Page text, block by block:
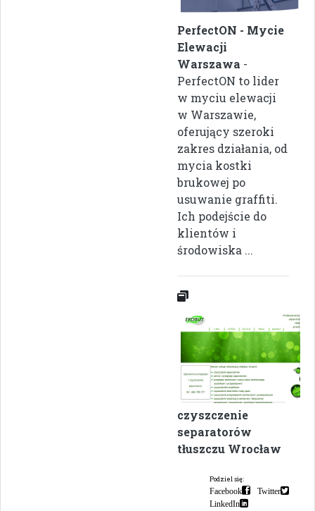
PerfectON - Mycie
Elewacji
Warszawa -
PerfectON to lider
w myciu elewacji
w Warszawie,
oferujący szeroki
zakres działania, od
mycia kostki
brukowej po
usuwanie graffiti.
Ich podejście do
klientów i
środowiska ...
czyszczenie
separatorów
tłuszczu Wrocław
Podziel się:
Facebook
Twitter
LinkedIn